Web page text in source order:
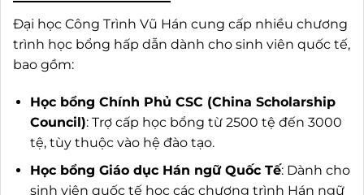
Đại học Công Trình Vũ Hán cung cấp nhiều chương
trình học bổng hấp dẫn dành cho sinh viên quốc tế,
bao gồm:
Học bổng Chính Phủ CSC (China Scholarship
Council): Trợ cấp học bổng từ 2500 tệ đến 3000
tệ, tùy thuộc vào hệ đào tạo.
Học bổng Giáo dục Hán ngữ Quốc Tế: Dành cho
sinh viên quốc tế học các chương trình Hán ngữ